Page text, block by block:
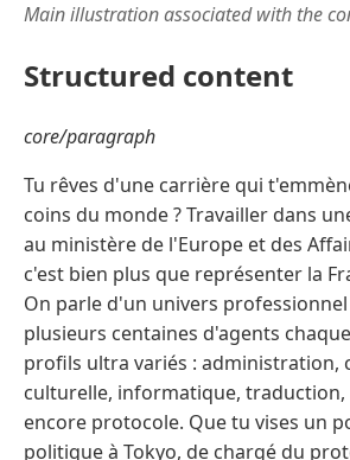
Main illustration associated with the
Structured content
core/paragraph
Tu rêves d'une carrière qui
coins du monde ? Travailler dans
au ministère de l'Europe et des
c'est bien plus que représenter la
On parle d'un univers
plusieurs centaines d'agents
profils ultra variés : administration,
culturelle, informatique,
encore protocole. Que tu vises un
politique à Tokyo, de chargé du